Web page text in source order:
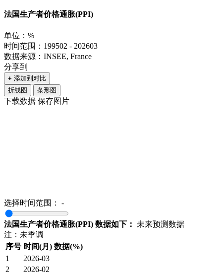
法国生产者价格通胀(PPI)
单位：%
时间范围：199502 - 202603
数据来源：INSEE, France
分享到
+ 添加到对比
折线图
条形图
下载数据 保存图片
选择时间范围： -
法国生产者价格通胀(PPI) 数据如下：
未来预测数据
注：未季调
序号 时间(月) 数据(%)
1
2026-03
2
2026-02